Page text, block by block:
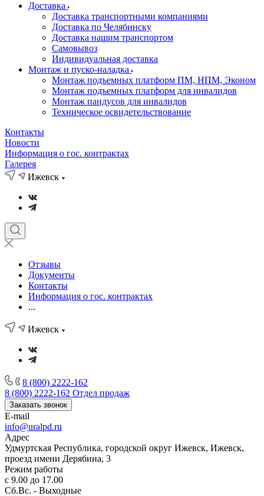
Доставка
Доставка транспортными компаниями
Доставка по Челябинску
Доставка нашим транспортом
Самовывоз
Индивидуальная доставка
Монтаж и пуско-наладка
Монтаж подъемных платформ ПМ, НПМ, Эконом
Монтаж подъемных платформ для инвалидов
Монтаж пандусов для инвалидов
Техническое освидетельствование
Контакты
Новости
Информация о гос. контрактах
Галерея
Ижевск
Отзывы
Документы
Контакты
Информация о гос. контрактах
...
Ижевск
8 (800) 2222-162
8 (800) 2222-162 Отдел продаж
Заказать звонок
E-mail
info@uralpd.ru
Адрес
Удмуртская Республика, городской округ Ижевск, Ижевск,
проезд имени Дерябина, 3
Режим работы
с 9.00 до 17.00
Сб.Вс. - Выходные